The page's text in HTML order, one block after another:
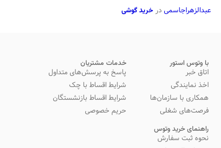
عبدالزهراجاسمیدر خرید گوشی
با وتوس استور
اتاق خبر
اخذ نمایندگی
همکاری با سازمان‌ها
فرصت‌های شغلی
خدمات مشتریان
پاسخ به پرسش‌های متداول
شرایط اقساط با چک
شرایط اقساط بازنشستگان
حریم خصوصی
راهنمای خرید وتوس
نحوه ثبت سفارش